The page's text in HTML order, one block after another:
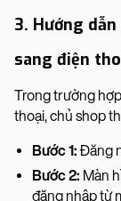
3. Hướng
sang điện
Trong trường
thoại, chủ shop
Bước 1:Đăng
Bước 2: Màn
đăng nhập từ